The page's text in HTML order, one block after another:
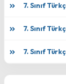
7. Sınıf
7. Sınıf
7. Sınıf